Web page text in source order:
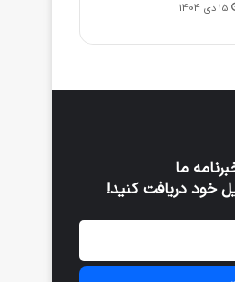
15 دی 1404
ما
خود دریافت کنید!